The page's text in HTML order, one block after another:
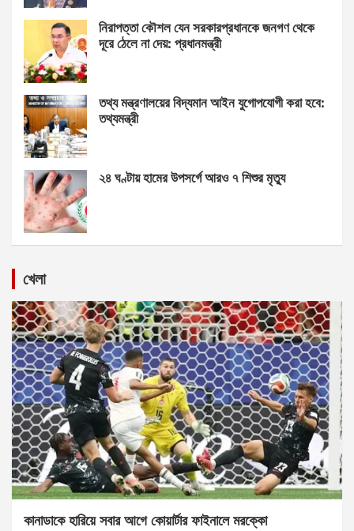
নিরাপত্তা কৌশল যেন সরকারপ্রধানকে জনগণ থেকে
দূরে ঠেলে না দেয়: প্রধানমন্ত্রী
তথ্য মন্ত্রণালয়ের বিদ্যমান আইন যুগোপযোগী করা হবে:
তথ্যমন্ত্রী
২৪ ঘণ্টায় হামের উপসর্গে আরও ৭ শিশুর মৃত্যু
খেলা
কানাডাকে হারিয়ে সবার আগে কোয়ার্টার ফাইনালে মরক্কো